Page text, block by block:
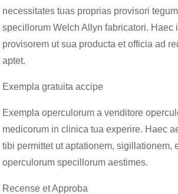
necessitates tuas proprias provisori
specillorum Welch Allyn fabricatori. Haec
provisorem ut sua producta et officia ad
aptet.
Exempla gratuita accipe
Exempla operculorum a venditore
medicorum in clinica tua experire. Haec
tibi permittet ut aptationem, sigillationem,
operculorum specillorum aestimes.
Recense et Approba